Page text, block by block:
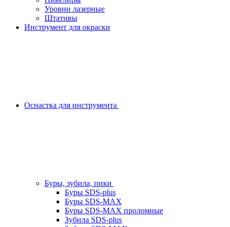
Уровни лазерные
Штативы
Инструмент для окраски
Оснастка для инструмента
Буры, зубила, пики
Буры SDS-plus
Буры SDS-MAX
Буры SDS-MAX проломные
Зубила SDS-plus